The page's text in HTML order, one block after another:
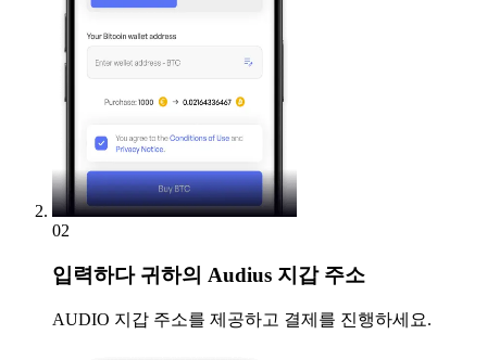
02
입력하다귀하의 Audius 지갑 주소
AUDIO 지갑 주소를 제공하고 결제를 진행하세요.